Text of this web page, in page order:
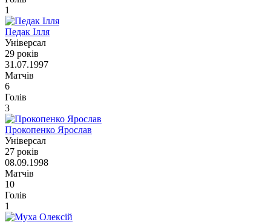
1
Педак Ілля
Універсал
29 років
31.07.1997
Матчів
6
Голів
3
Прокопенко Ярослав
Універсал
27 років
08.09.1998
Матчів
10
Голів
1